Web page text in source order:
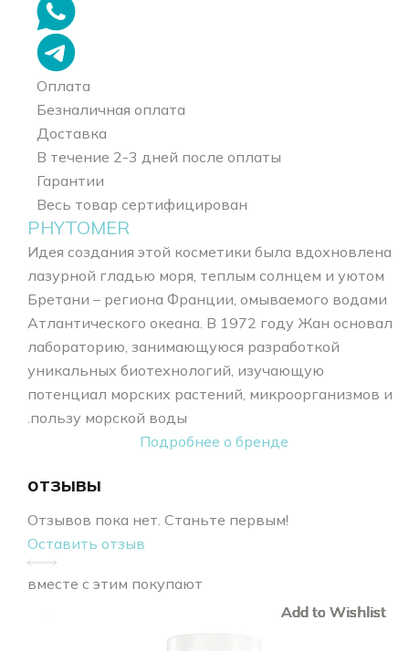
Оплата
Безналичная оплата
Доставка
В течение 2-3 дней после оплаты
Гарантии
Весь товар сертифицирован
PHYTOMER
Идея создания этой косметики была вдохновлена
лазурной гладью моря, теплым солнцем и уютом
Бретани – региона Франции, омываемого водами
Атлантического океана. В 1972 году Жан основал
лабораторию, занимающуюся разработкой
уникальных биотехнологий, изучающую
потенциал морских растений, микроорганизмов и
пользу морской воды.
Подробнее о бренде
отзывы
Отзывов пока нет. Станьте первым!
Оставить отзыв
вместе с этим покупают
Add to Wishlist
Add to Wishlist
Add to Wishlist
Add to Wishlist
Add to Wishlist
Add to Wishlist
Add to Wishlist
Add to Wishlist
Add to Wishlist
Add to Wishlist
Add to Wishlist
Add to Wishlist